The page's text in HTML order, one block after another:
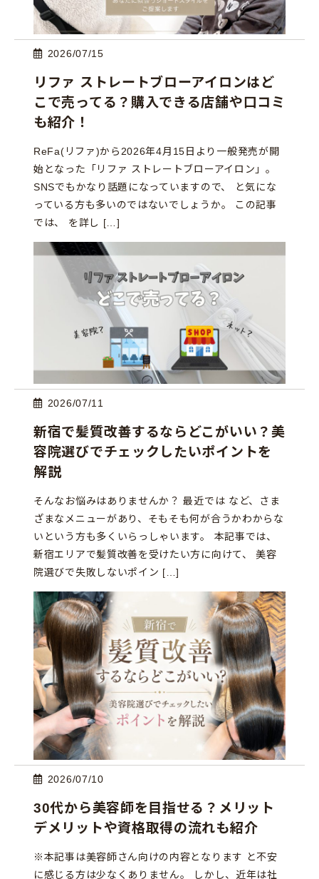
2026/07/15
リファ ストレートブローアイロンはど
こで売ってる？購入できる店舗や口コミ
も紹介！
ReFa(リファ)から2026年4月15日より一般発売が開
始となった「リファ ストレートブローアイロン」。
SNSでもかなり話題になっていますので、 と気にな
っている方も多いのではないでしょうか。 この記事
では、 を詳し […]
2026/07/11
新宿で髪質改善するならどこがいい？美
容院選びでチェックしたいポイントを
解説
そんなお悩みはありませんか？ 最近では など、さま
ざまなメニューがあり、そもそも何が合うかわからな
いという方も多くいらっしゃいます。 本記事では、
新宿エリアで髪質改善を受けたい方に向けて、 美容
院選びで失敗しないポイン […]
2026/07/10
30代から美容師を目指せる？メリット
デメリットや資格取得の流れも紹介
※本記事は美容師さん向けの内容となります と不安
に感じる方は少なくありません。 しかし、近年は社